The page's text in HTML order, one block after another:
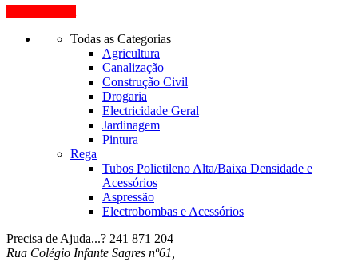
Todas as Categorias
Agricultura
Canalização
Construção Civil
Drogaria
Electricidade Geral
Jardinagem
Pintura
Rega
Tubos Polietileno Alta/Baixa Densidade e
Acessórios
Aspressão
Electrobombas e Acessórios
Precisa de Ajuda...? 241 871 204
Rua Colégio Infante Sagres nº61,